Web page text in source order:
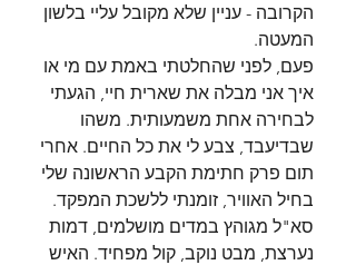
הקרובה - עניין שלא מקובל עליי בלשון
המעטה.
פעם, לפני שהחלטתי באמת עם מי או
איך אני מבלה את שארית חיי, הגעתי
לבחירה אחת משמעותית. משהו
שבדיעבד, צבע לי את כל החיים. אחרי
תום פרק חתימת הקבע הראשונה שלי
בחיל האוויר, זומנתי ללשכת המפקד.
סא"ל מגוהץ במדים מושלמים, דמות
נערצת, מבט נוקב, קול מפחיד. האיש